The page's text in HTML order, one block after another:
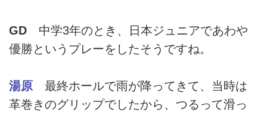
GD 中学3年のとき、日本ジュニアであわや
優勝というプレーをしたそうですね。
湯原 最終ホールで雨が降ってきて、当時は
革巻きのグリップでしたから、つるって滑っ